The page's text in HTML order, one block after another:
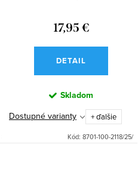
17,95 €
DETAIL
Skladom
Dostupné varianty + ďalšie
Kód: 8701-100-2118/25/